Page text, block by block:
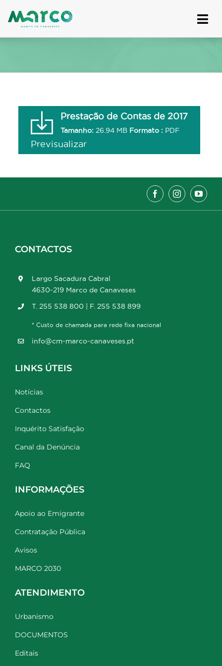
to
Prestação de Contas de 2017
Tamanho: 26.94 MB Formato : PDF
Previsualizar
CONTACTOS
Largo Sacadura Cabral
4630-219 Marco de Canaveses
T. 255 538 800 | F. 255 538 899
* Custo de chamada para rede fixa nacional
info@cm-marco-canaveses.pt
LINKS ÚTEIS
Notícias
Contactos
Inquérito Satisfação
Canal da Denúncia
FAQ
INFORMAÇÕES
Apoio ao Emigrante
Contratação Pública
Avisos
MARCO 2030
ATENDIMENTO
Urbanismo
DOCUMENTOS
Editais